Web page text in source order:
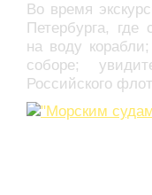
Во время
Петербурга, где
на воду
соборе;
Российского